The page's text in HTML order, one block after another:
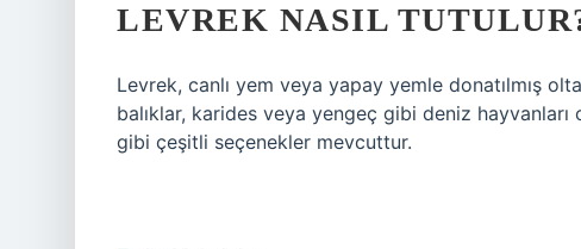
LEVREK NASIL
Levrek, canlı yem veya yapay yemle donatılmış
balıklar, karides veya yengeç gibi deniz
gibi çeşitli seçenekler mevcuttur.